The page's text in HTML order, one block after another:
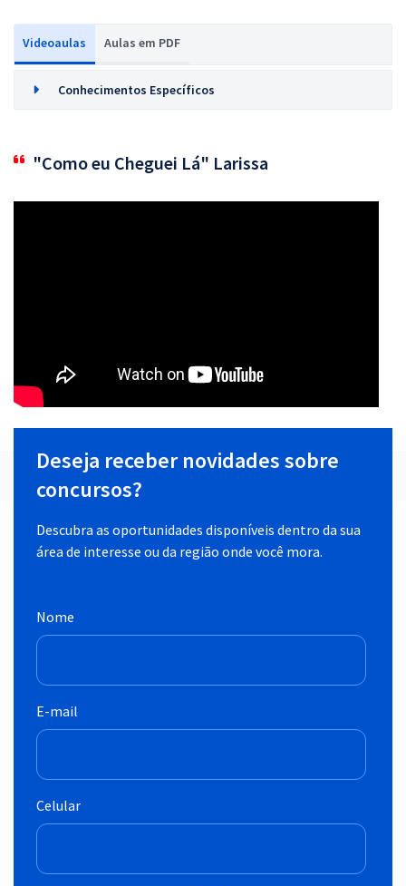
Videoaulas Aulas em PDF
Conhecimentos Específicos
"Como eu Cheguei Lá" Larissa
Deseja receber novidades sobre
concursos?
Descubra as oportunidades disponíveis dentro da sua
área de interesse ou da região onde você mora.
Nome
E-mail
Celular